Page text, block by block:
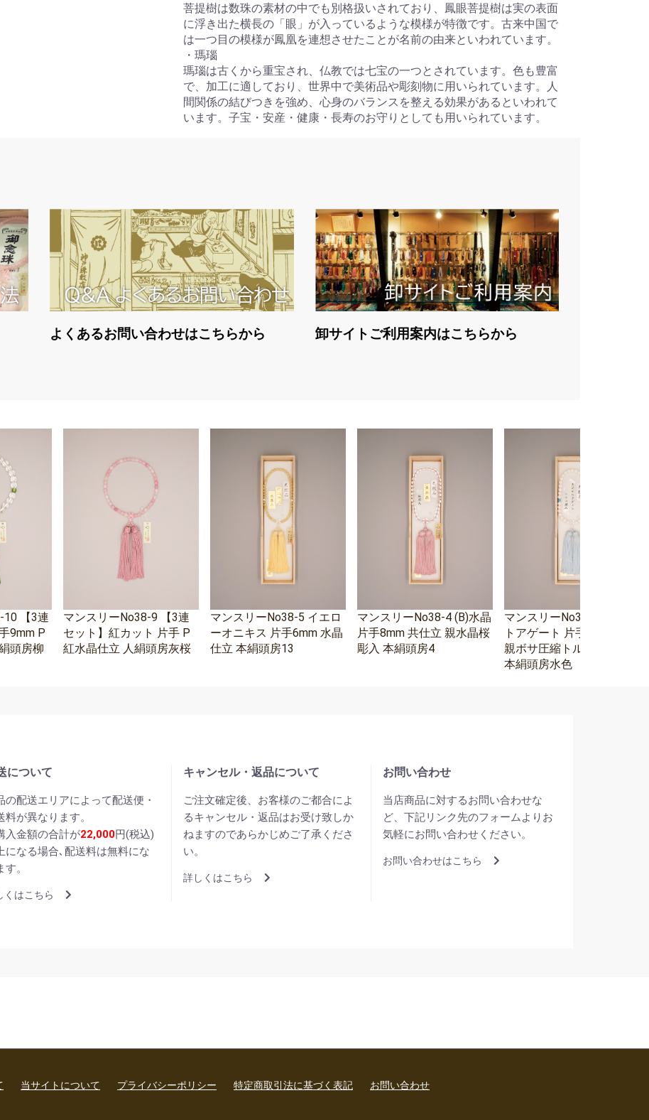
カートへ進む
菩提樹は数珠の素材の中でも別格扱いされており、鳳眼菩提樹は実の表面
に浮き出た横長の「眼」が入っているような模様が特徴です。古来中国で
は一つ目の模様が鳳凰を連想させたことが名前の由来といわれています。
・瑪瑙
瑪瑙は古くから重宝され、仏教では七宝の一つとされています。色も豊富
で、加工に適しており、世界中で美術品や彫刻物に用いられています。人
間関係の結びつきを強め、心身のバランスを整える効果があるといわれて
います。子宝・安産・健康・長寿のお守りとしても用いられています。
よくあるお問い合わせはこちらから 卸サイトご利用案内はこちらから
10 【3連
9mm P
頭房柳
マンスリーNo38-9 【3連
セット】紅カット 片手 P
紅水晶仕立 人絹頭房灰桜
マンスリーNo38-5 イエロ
ーオニキス 片手6mm 水晶
仕立 本絹頭房13
マンスリーNo38-4 (B)水晶
片手8mm 共仕立 親水晶桜
彫入 本絹頭房4
マンスリーNo38-3 ホワイ
トアゲート 片手8mm 水晶
親ボサ圧縮トルコ石二天
本絹頭房水色
について
の配送エリアによって配送便・
料が異なります。
入金額の合計が22,000円(税込)
になる場合､配送料は無料にな
す。
くはこちら
キャンセル・返品について
ご注文確定後、お客様のご都合によ
るキャンセル・返品はお受け致しか
ねますのであらかじめご了承くださ
い。
詳しくはこちら
お問い合わせ
当店商品に対するお問い合わせな
ど、下記リンク先のフォームよりお
気軽にお問い合わせください。
お問い合わせはこちら
当サイトについて プライバシーポリシー 特定商取引法に基づく表記 お問い合わせ